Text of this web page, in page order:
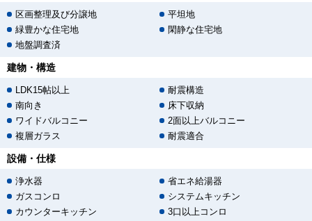
区画整理及び分譲地
平坦地
緑豊かな住宅地
閑静な住宅地
地盤調査済
建物・構造
LDK15帖以上
耐震構造
南向き
床下収納
ワイドバルコニー
2面以上バルコニー
複層ガラス
耐震適合
設備・仕様
浄水器
省エネ給湯器
ガスコンロ
システムキッチン
カウンターキッチン
3口以上コンロ